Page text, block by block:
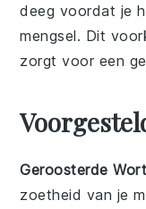
deeg voordat je
mengsel. Dit
zorgt voor een
Geroosterde
zoetheid van je